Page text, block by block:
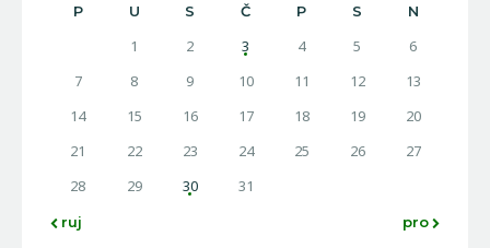
P U S Č P S N
1 2 3 4 5
6
7
8 9 10 11 12
13
14
15 16 17 18 19
20
21
22 23 24 25 26
27
28
29 30 31
« ruj pro »